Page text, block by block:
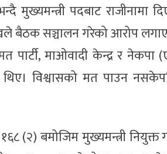
मुख्यमन्त्री पदबाट राजीनामा
बैठक सञ्चालन गरेको आरोप
माओवादी केन्द्र र नेकपा
विश्वासको मत पाउन
(२) बमोजिम मुख्यमन्त्री नियुक्त